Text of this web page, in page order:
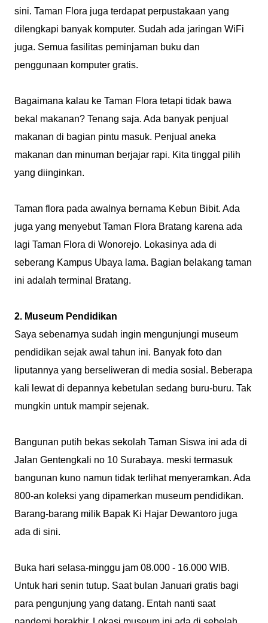
sini. Taman Flora juga terdapat perpustakaan yang
dilengkapi banyak komputer. Sudah ada jaringan WiFi
juga. Semua fasilitas peminjaman buku dan
penggunaan komputer gratis.
Bagaimana kalau ke Taman Flora tetapi tidak bawa
bekal makanan? Tenang saja. Ada banyak penjual
makanan di bagian pintu masuk. Penjual aneka
makanan dan minuman berjajar rapi. Kita tinggal pilih
yang diinginkan.
Taman flora pada awalnya bernama Kebun Bibit. Ada
juga yang menyebut Taman Flora Bratang karena ada
lagi Taman Flora di Wonorejo. Lokasinya ada di
seberang Kampus Ubaya lama. Bagian belakang taman
ini adalah terminal Bratang.
2. Museum Pendidikan
Saya sebenarnya sudah ingin mengunjungi museum
pendidikan sejak awal tahun ini. Banyak foto dan
liputannya yang berseliweran di media sosial. Beberapa
kali lewat di depannya kebetulan sedang buru-buru. Tak
mungkin untuk mampir sejenak.
Bangunan putih bekas sekolah Taman Siswa ini ada di
Jalan Gentengkali no 10 Surabaya. meski termasuk
bangunan kuno namun tidak terlihat menyeramkan. Ada
800-an koleksi yang dipamerkan museum pendidikan.
Barang-barang milik Bapak Ki Hajar Dewantoro juga
ada di sini.
Buka hari selasa-minggu jam 08.000 - 16.000 WIB.
Untuk hari senin tutup. Saat bulan Januari gratis bagi
para pengunjung yang datang. Entah nanti saat